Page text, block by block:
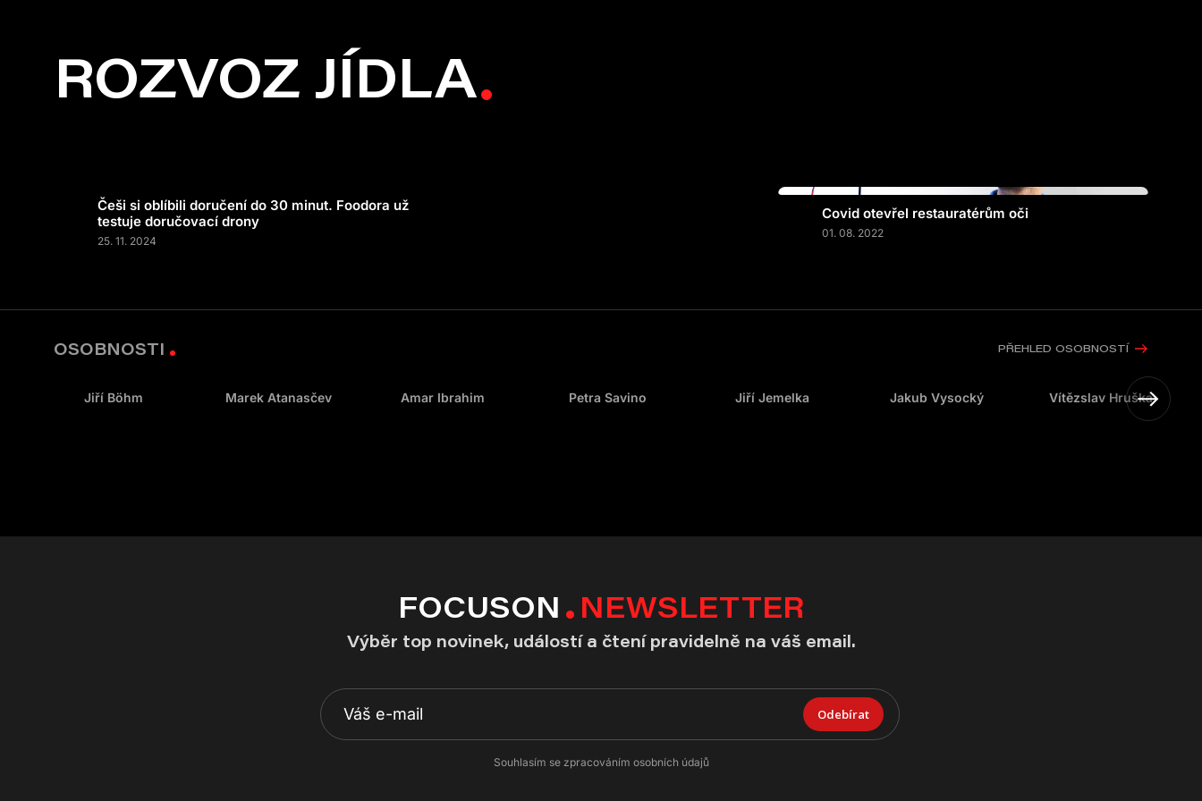
ROZVOZ JÍDLA
Češi si oblíbili doručení do 30 minut. Foodora už
testuje doručovací drony
25. 11. 2024
Covid otevřel restauratérům oči
01. 08. 2022
OSOBNOSTI PŘEHLED OSOBNOSTÍ
Jiří Böhm Marek Atanasčev Amar Ibrahim Petra Savino Jiří Jemelka Jakub Vysocký Vítězslav Hruška
FOCUSON NEWSLETTER
Výběr top novinek, událostí a čtení pravidelně na váš email.
Odebírat
Souhlasím se zpracováním osobních údajů